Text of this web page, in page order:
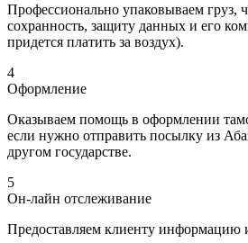
Профессионально упаковываем груз,
сохранность, защиту данных и его
придется платить за воздух).
4
Оформление
Оказываем помощь в оформлении
если нужно отправить посылку из
другом государстве.
5
Он-лайн отслеживание
Предоставляем клиенту информацию